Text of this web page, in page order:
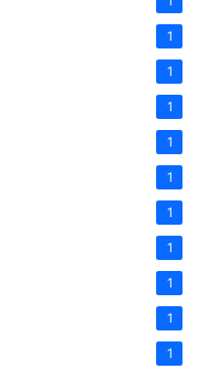
1
1
1
1
1
1
1
1
1
1